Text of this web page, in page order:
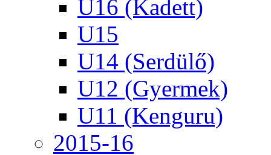
U16 (Kadett)
U15
U14 (Serdülő)
U12 (Gyermek)
U11 (Kenguru)
2015-16